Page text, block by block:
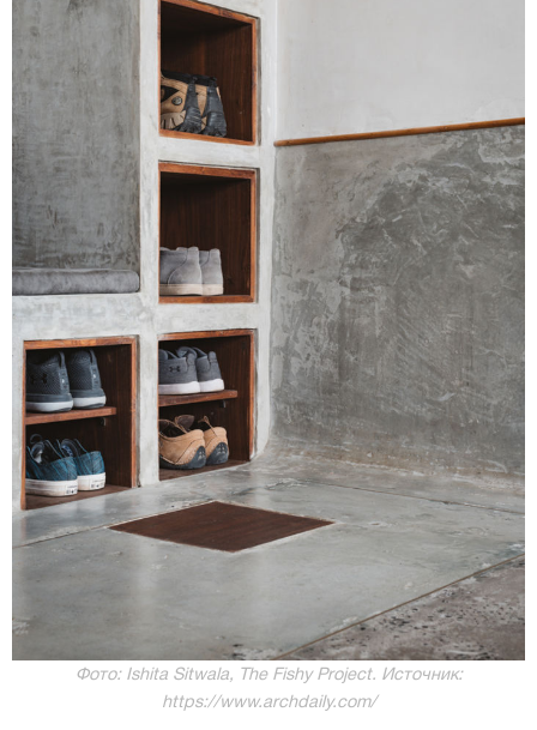
Фото: Ishita Sitwala, The Fishy Project. Источник:
https://www.archdaily.com/